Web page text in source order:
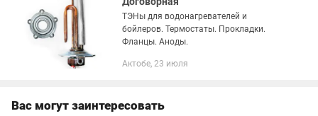
ТЭНы для водонагревателей и
бойлеров. Термостаты. Прокладки.
Фланцы. Аноды.
Актобе, 23 июля
Вас могут заинтересовать